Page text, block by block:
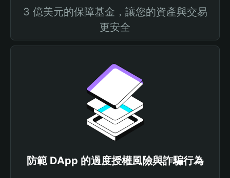
3 億美元的保障基金，讓您的資產與交易
更安全
防範 DApp 的過度授權風險與詐騙行為